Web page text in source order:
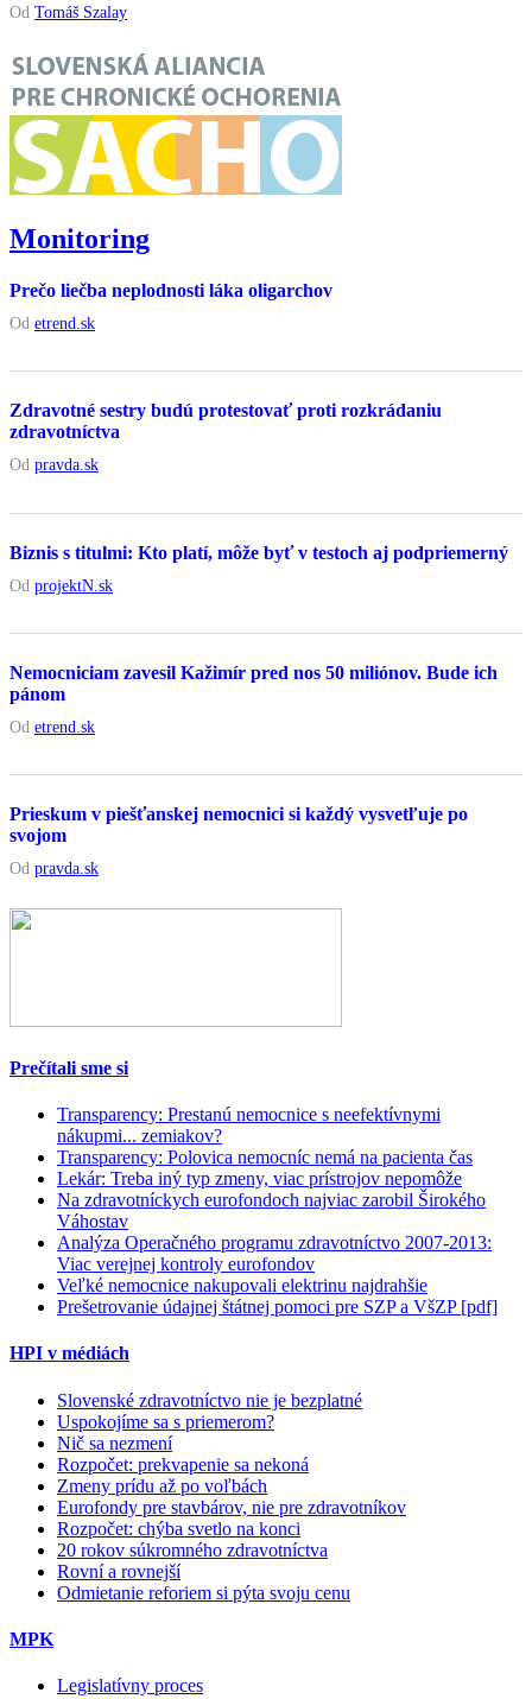
Od Tomáš Szalay
Monitoring
Prečo liečba neplodnosti láka oligarchov
Od etrend.sk
Zdravotné sestry budú protestovať proti rozkrádaniu
zdravotníctva
Od pravda.sk
Biznis s titulmi: Kto platí, môže byť v testoch aj podpriemerný
Od projektN.sk
Nemocniciam zavesil Kažimír pred nos 50 miliónov. Bude ich
pánom
Od etrend.sk
Prieskum v piešťanskej nemocnici si každý vysvetľuje po
svojom
Od pravda.sk
Prečítali sme si
Transparency: Prestanú nemocnice s neefektívnymi
nákupmi... zemiakov?
Transparency: Polovica nemocníc nemá na pacienta čas
Lekár: Treba iný typ zmeny, viac prístrojov nepomôže
Na zdravotníckych eurofondoch najviac zarobil Širokého
Váhostav
Analýza Operačného programu zdravotníctvo 2007-2013:
Viac verejnej kontroly eurofondov
Veľké nemocnice nakupovali elektrinu najdrahšie
Prešetrovanie údajnej štátnej pomoci pre SZP a VšZP [pdf]
HPI v médiách
Slovenské zdravotníctvo nie je bezplatné
Uspokojíme sa s priemerom?
Nič sa nezmení
Rozpočet: prekvapenie sa nekoná
Zmeny prídu až po voľbách
Eurofondy pre stavbárov, nie pre zdravotníkov
Rozpočet: chýba svetlo na konci
20 rokov súkromného zdravotníctva
Rovní a rovnejší
Odmietanie reforiem si pýta svoju cenu
MPK
Legislatívny proces